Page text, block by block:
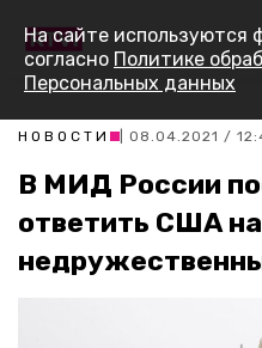
НОВОСТИ | 08.04.2021 /
В МИД России
ответить США
На сайте используются
согласно Политике
Персональных данных